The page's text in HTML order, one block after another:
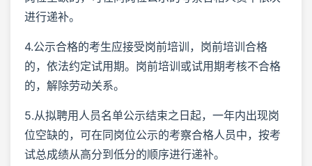
进行递补。
4.公示合格的考生应接受岗前培训，岗前培训合格
的，依法约定试用期。岗前培训或试用期考核不合格
的，解除劳动关系。
5.从拟聘用人员名单公示结束之日起，一年内出现岗
位空缺的，可在同岗位公示的考察合格人员中，按考
试总成绩从高分到低分的顺序进行递补。